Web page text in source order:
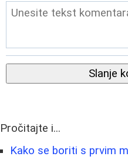
Slanje
Pročitajte i...
Kako se boriti s prvim